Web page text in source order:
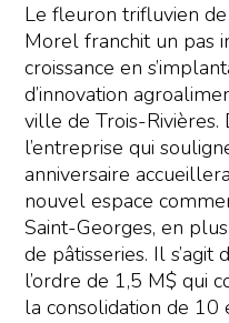
Le fleuron trifluvien
Morel franchit un pas
croissance en
d’innovation
ville de Trois-Rivières.
l’entreprise qui
anniversaire
nouvel espace
Saint-Georges, en
de pâtisseries. Il s’agit
l’ordre de 1,5 M$ qui
la consolidation de 10